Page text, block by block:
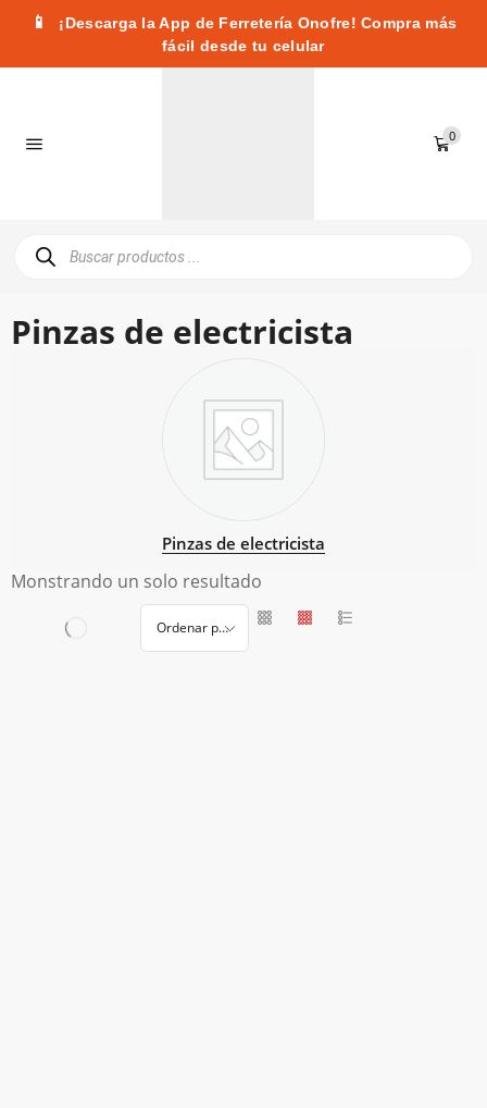
📱
¡Descarga la App de Ferretería Onofre! Compra más
fácil desde tu celular
0
Pinzas de electricista
Pinzas de electricista
Monstrando un solo resultado